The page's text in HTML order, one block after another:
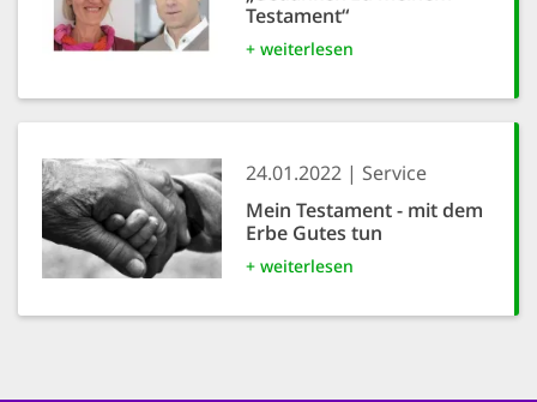
Testament“
+ weiterlesen
24.01.2022
Service
Mein Testament - mit dem
Erbe Gutes tun
+ weiterlesen